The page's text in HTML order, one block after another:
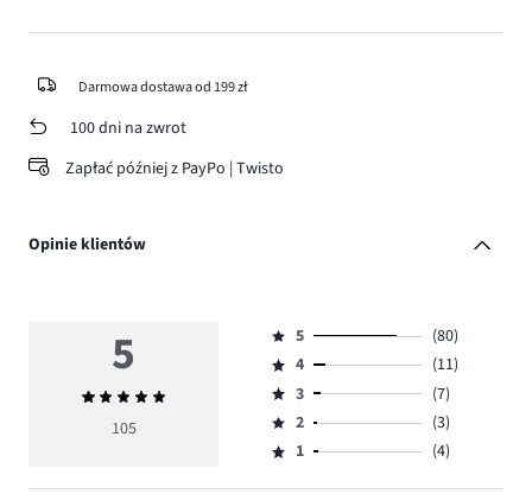
Darmowa dostawa od 199 zł
100 dni na zwrot
Zapłać później z PayPo | Twisto
Opinie klientów
5
Średnia
ocena
105
Ocena
5,
ilość
głosów
80.
5
(80)
Ocena
4,
ilość
głosów
4
(11)
Ocena
3,
ilość
3
(7)
Ocena
2,
2
(3)
Ocena
1,
1 (4)